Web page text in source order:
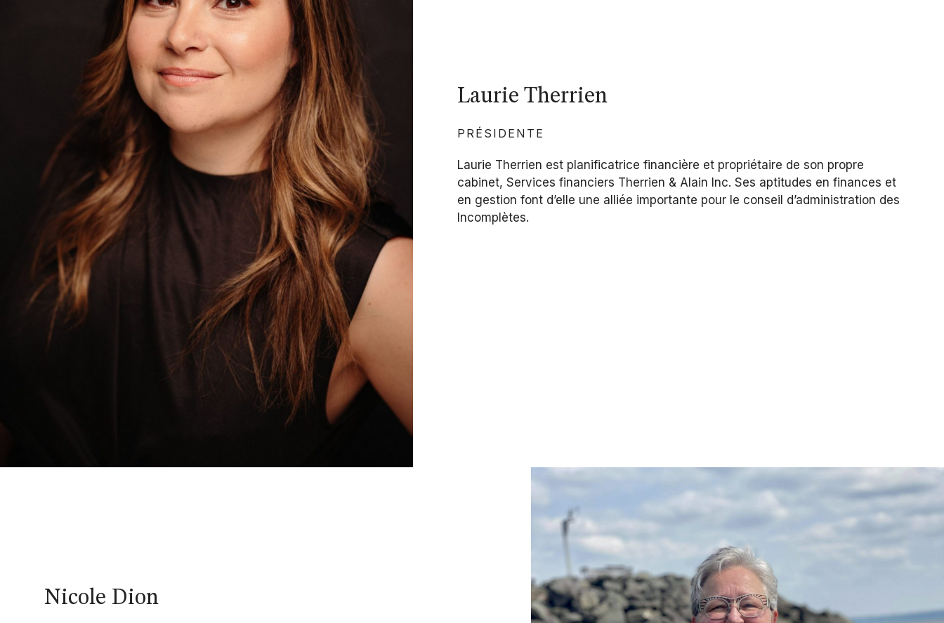
Laurie Therrien
PRÉSIDENTE
Laurie Therrien est planificatrice financière et propriétaire de son propre
cabinet, Services financiers Therrien & Alain Inc. Ses aptitudes en finances et
en gestion font d’elle une alliée importante pour le conseil d’administration des
Incomplètes.
Nicole Dion